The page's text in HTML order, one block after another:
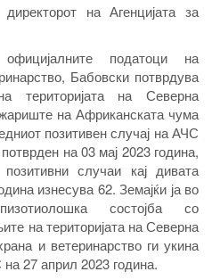
на Агенцијата за
податоци на
Бабовски потврдува
територијата на Северна
на Африканската чума
позитивен случај на АЧС
на 03 мај 2023 година,
случаи кај дивата
изнесува 62. Земајќи ја во
состојба со
на територијата на Северна
и ветеринарство ги укина
27 април 2023 година.